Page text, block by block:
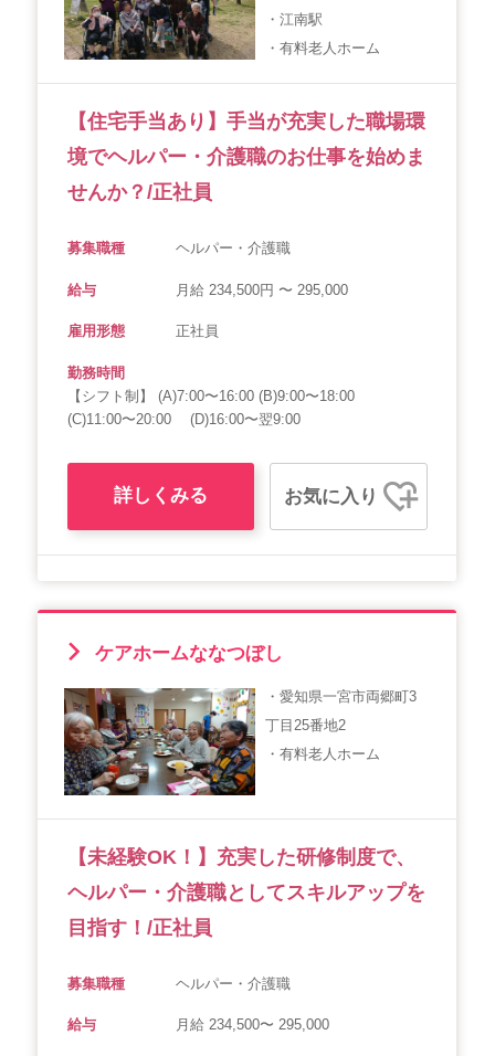
・江南駅
・有料老人ホーム
【住宅手当あり】手当が充実した職場環
境でヘルパー・介護職のお仕事を始めま
せんか？/正社員
募集職種 ヘルパー・介護職
給与 月給 234,500円 〜 295,000
雇用形態 正社員
勤務時間
【シフト制】 (A)7:00〜16:00 (B)9:00〜18:00
(C)11:00〜20:00 (D)16:00〜翌9:00
詳しくみる お気に入り
ケアホームななつぼし
・愛知県一宮市両郷町3
丁目25番地2
・有料老人ホーム
【未経験OK！】充実した研修制度で、
ヘルパー・介護職としてスキルアップを
目指す！/正社員
募集職種 ヘルパー・介護職
給与 月給 234,500〜 295,000